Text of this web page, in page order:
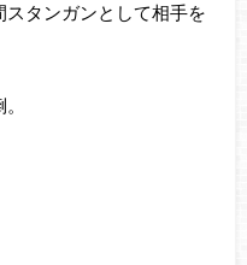
タンガンとして相手を